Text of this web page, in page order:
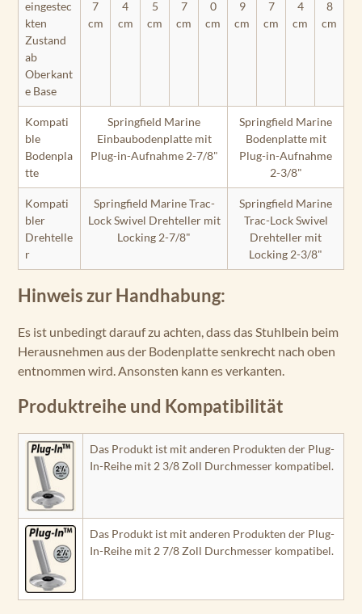
eingestec
kten
Zustand
ab
Oberkant
e Base
7
cm
4
cm
5
cm
7
cm
0
cm
9
cm
7
cm
4
cm
8
cm
Kompati
ble
Bodenpla
tte
Springfield Marine
Einbaubodenplatte mit
Plug-in-Aufnahme 2-7/8"
Springfield Marine
Bodenplatte mit
Plug-in-Aufnahme
2-3/8"
Kompati
bler
Drehtelle
r
Springfield Marine Trac-
Lock Swivel Drehteller mit
Locking 2-7/8"
Springfield Marine
Trac-Lock Swivel
Drehteller mit
Locking 2-3/8"
Hinweis zur Handhabung:
Es ist unbedingt darauf zu achten, dass das Stuhlbein beim
Herausnehmen aus der Bodenplatte senkrecht nach oben
entnommen wird. Ansonsten kann es verkanten.
Produktreihe und Kompatibilität
Das Produkt ist mit anderen Produkten der Plug-
In-Reihe mit 2 3/8 Zoll Durchmesser kompatibel.
Das Produkt ist mit anderen Produkten der Plug-
In-Reihe mit 2 7/8 Zoll Durchmesser kompatibel.